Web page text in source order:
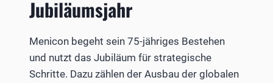
Jubiläumsjahr
Menicon begeht sein 75-jähriges Bestehen
und nutzt das Jubiläum für strategische
Schritte. Dazu zählen der Ausbau der globalen